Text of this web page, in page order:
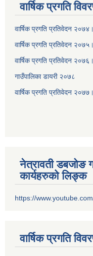
वार्षिक प्रगति
वार्षिक प्रगति प्रतिवेदन
वार्षिक प्रगति प्रतिवेदन
वार्षिक प्रगति प्रतिवेदन
गाउँपालिका डायरी २०७८
वार्षिक प्रगति प्रतिवेदन २०
नेत्रावती डबजोङ
कार्यहरुको लिङ्क
https://
वार्षिक प्रगति